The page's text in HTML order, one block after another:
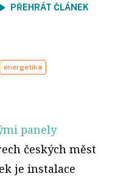
PŘEHRÁT ČLÁNEK
energetika
panely
českých měst
je instalace